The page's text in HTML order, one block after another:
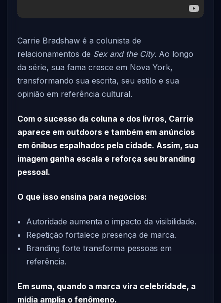
Carrie Bradshaw é a colunista de
relacionamentos de Sex and the City. Ao longo
da série, sua fama cresce em Nova York,
transformando sua escrita, seu estilo e sua
opinião em referência cultural.
Com o sucesso da coluna e dos livros, Carrie
aparece em outdoors e também em anúncios
em ônibus espalhados pela cidade. Assim, sua
imagem ganha escala e reforça seu branding
pessoal.
O que isso ensina para negócios:
Autoridade aumenta o impacto da visibilidade.
Repetição fortalece presença de marca.
Branding forte transforma pessoas em
referência.
Em suma, quando a marca vira celebridade, a
mídia amplia o fenômeno.